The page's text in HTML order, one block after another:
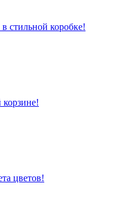
стильной коробке!
цветов!